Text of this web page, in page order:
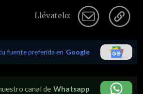
Llévatelo:
fuente preferida en Google
canal de Whatsapp